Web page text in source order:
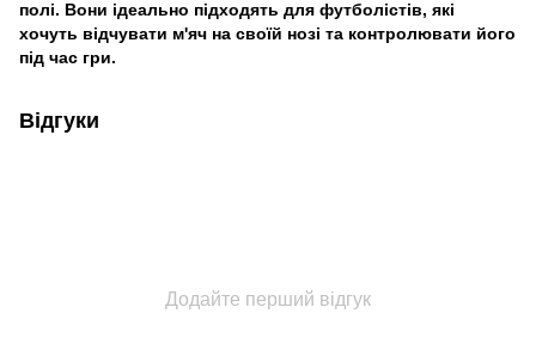
полі. Вони ідеально підходять для футболістів, які
хочуть відчувати м'яч на своїй нозі та контролювати його
під час гри.
Відгуки
Додайте перший відгук